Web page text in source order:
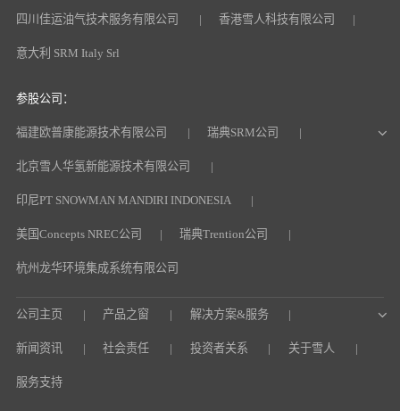
四川佳运油气技术服务有限公司 香港雪人科技有限公司
意大利 SRM Italy Srl
参股公司：
福建欧普康能源技术有限公司 瑞典SRM公司
北京雪人华氢新能源技术有限公司
印尼PT SNOWMAN MANDIRI INDONESIA
美国Concepts NREC公司 瑞典Trention公司
杭州龙华环境集成系统有限公司
公司主页 产品之窗 解决方案&服务
新闻资讯 社会责任 投资者关系 关于雪人
服务支持